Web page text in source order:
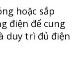
hoặc sắp
điện để cung
duy trì đủ điện